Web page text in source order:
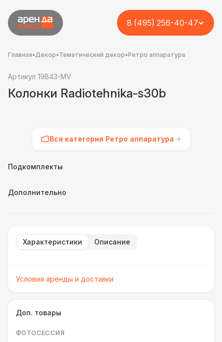
8 (495) 256-40-47
Главная•Декор•Тематический декор•Ретро аппаратура
Артикул 19B43-MV
Колонки Radiotehnika-s30b
Вся категория Ретро аппаратура
Подкомплекты
Дополнительно
Характеристики Описание
Условия аренды и доставки
Доп. товары
ФОТОСЕССИЯ